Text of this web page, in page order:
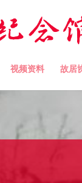
视频资料 故居